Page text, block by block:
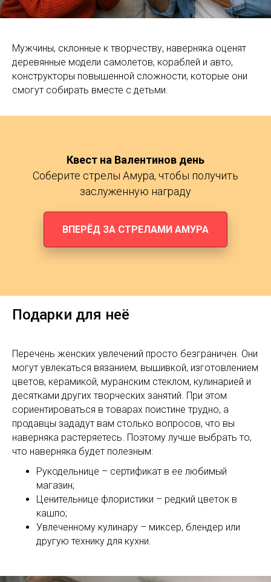
Мужчины, склонные к творчеству, наверняка оценят
деревянные модели самолетов, кораблей и авто,
конструкторы повышенной сложности, которые они
смогут собирать вместе с детьми.
Квест на Валентинов день
Соберите стрелы Амура, чтобы получить
заслуженную награду
ВПЕРЁД ЗА СТРЕЛАМИ АМУРА
Подарки для неё
Перечень женских увлечений просто безграничен. Они
могут увлекаться вязанием, вышивкой, изготовлением
цветов, керамикой, муранским стеклом, кулинарией и
десятками других творческих занятий. При этом
сориентироваться в товарах поистине трудно, а
продавцы зададут вам столько вопросов, что вы
наверняка растеряетесь. Поэтому лучше выбрать то,
что наверняка будет полезным:
Рукодельнице – сертификат в ее любимый
магазин;
Ценительнице флористики – редкий цветок в
кашпо;
Увлеченному кулинару – миксер, блендер или
другую технику для кухни.